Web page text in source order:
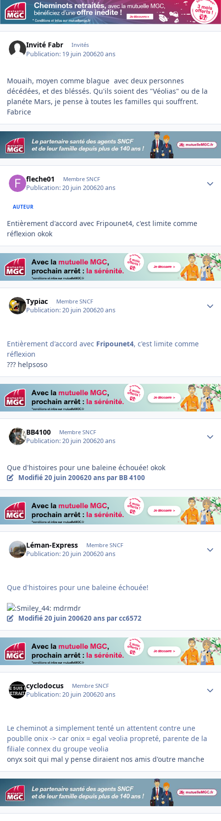
Invité Fabr Invités
Publication: 19 juin 200620 ans
Mouaih, moyen comme blague avec deux personnes
décédées, et des bléssés. Qu'ils soient des "Véolias" ou de la
planéte Mars, je pense à toutes les familles qui souffrent.
Fabrice
fleche01 Membre SNCF
Publication:20 juin 200620 ans
AUTEUR
Entièrement d'accord avec Fripounet4, c'est limite comme
réflexion okok
Typiac Membre SNCF
Publication:20 juin 200620 ans
Entièrement d'accord avec Fripounet4, c'est limite comme
réflexion
??? helpsoso
BB4100 Membre SNCF
Publication:20 juin 200620 ans
Que d'histoires pour une baleine échouée! okok
Modifié20 juin 200620 ans par BB 4100
Léman-Express Membre SNCF
Publication:20 juin 200620 ans
Que d'histoires pour une baleine échouée!
mdrmdr
Modifié20 juin 200620 ans par cc6572
cyclodocus Membre SNCF
Publication:20 juin 200620 ans
Le cheminot a simplement tenté un attentent contre une
poublle onix -> car onix = egal veolia propreté, parente de la
filiale connex du groupe veolia
onyx soit qui mal y pense diraient nos amis d'outre manche